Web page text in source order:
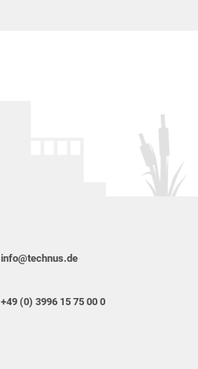
info@technus.de
+49 (0) 3996 15 75 00 0